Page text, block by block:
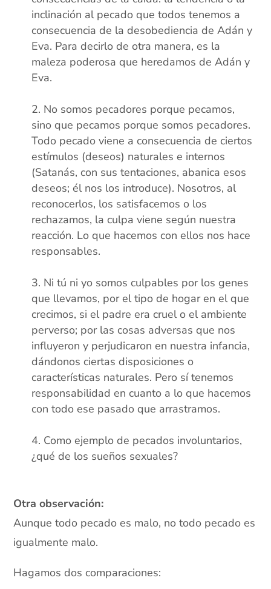
inclinación al pecado que todos tenemos a
consecuencia de la desobediencia de Adán y
Eva. Para decirlo de otra manera, es la
maleza poderosa que heredamos de Adán y
Eva.
No somos pecadores porque pecamos,
sino que pecamos porque somos pecadores.
Todo pecado viene a consecuencia de ciertos
estímulos (deseos) naturales e internos
(Satanás, con sus tentaciones, abanica esos
deseos; él nos los introduce). Nosotros, al
reconocerlos, los satisfacemos o los
rechazamos, la culpa viene según nuestra
reacción. Lo que hacemos con ellos nos hace
responsables.
Ni tú ni yo somos culpables por los genes
que llevamos, por el tipo de hogar en el que
crecimos, si el padre era cruel o el ambiente
perverso; por las cosas adversas que nos
influyeron y perjudicaron en nuestra infancia,
dándonos ciertas disposiciones o
características naturales. Pero sí tenemos
responsabilidad en cuanto a lo que hacemos
con todo ese pasado que arrastramos.
Como ejemplo de pecados involuntarios,
¿qué de los sueños sexuales?
Otra observación:
Aunque todo pecado es malo, no todo pecado es
igualmente malo.
Hagamos dos comparaciones: